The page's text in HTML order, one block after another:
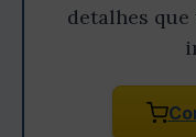
detalhes